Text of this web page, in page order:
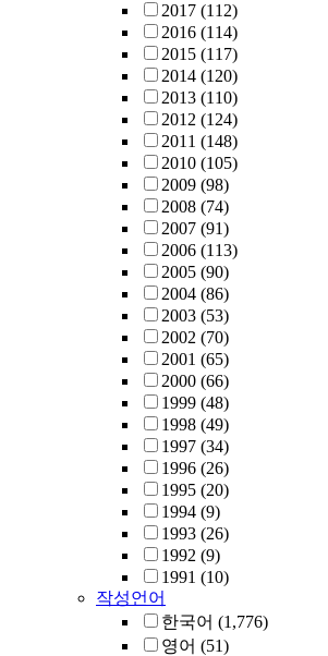
2017 (112)
2016 (114)
2015 (117)
2014 (120)
2013 (110)
2012 (124)
2011 (148)
2010 (105)
2009 (98)
2008 (74)
2007 (91)
2006 (113)
2005 (90)
2004 (86)
2003 (53)
2002 (70)
2001 (65)
2000 (66)
1999 (48)
1998 (49)
1997 (34)
1996 (26)
1995 (20)
1994 (9)
1993 (26)
1992 (9)
1991 (10)
작성언어
한국어 (1,776)
영어 (51)